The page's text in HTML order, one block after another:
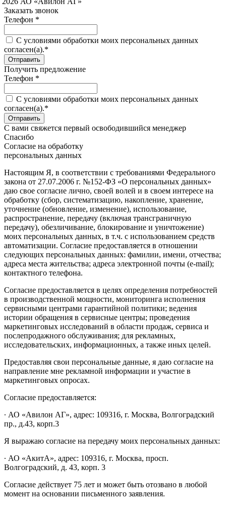
Заказать звонок
Телефон *
C условиями обработки моих персональных данных
согласен(а).*
Получить предложение
Телефон *
C условиями обработки моих персональных данных
согласен(а).*
С вами свяжется первый освободившийся менеджер
Спасибо
Согласие на обработку
персональных данных
Настоящим Я, в соответствии с требованиями Федерального
закона от 27.07.2006 г. №152-ФЗ «О персональных данных»
даю свое согласие лично, своей волей и в своем интересе на
обработку (сбор, систематизацию, накопление, хранение,
уточнение (обновление, изменение), использование,
распространение, передачу (включая трансграничную
передачу), обезличивание, блокирование и уничтожение)
моих персональных данных, в т.ч. с использованием средств
автоматизации. Согласие предоставляется в отношении
следующих персональных данных: фамилии, имени, отчества;
адреса места жительства; адреса электронной почты (e-mail);
контактного телефона.
Согласие предоставляется в целях определения потребностей
в производственной мощности, мониторинга исполнения
сервисными центрами гарантийной политики; ведения
истории обращения в сервисные центры; проведения
маркетинговых исследований в области продаж, сервиса и
послепродажного обслуживания; для рекламных,
исследовательских, информационных, а также иных целей.
Предоставляя свои персональные данные, я даю согласие на
направление мне рекламной информации и участие в
маркетинговых опросах.
Согласие предоставляется:
∙ АО «Авилон АГ», адрес: 109316, г. Москва, Волгоградский
пр., д.43, корп.3
Я выражаю согласие на передачу моих персональных данных:
∙ АО «АкитА», адрес: 109316, г. Москва, просп.
Волгоградский, д. 43, корп. 3
Согласие действует 75 лет и может быть отозвано в любой
момент на основании письменного заявления.